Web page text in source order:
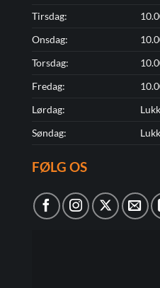
Tirsdag:
Onsdag:
Torsdag:
Fredag:
Lørdag:
Søndag:
FØLG OS